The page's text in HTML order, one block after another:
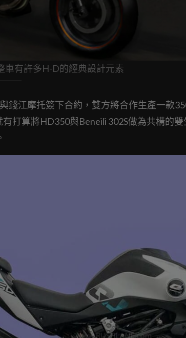
車有許多H-D的經典設計元素
錢江摩托簽下合約，雙方將合作生產一款
打算將HD350與Beneili 302S做為共構的